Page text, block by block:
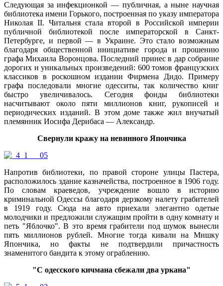
Следующая за инфекционкой — публичная, а ныне научная
библиотека имени Горького, построенная по указу императора
Николая II. Читальня стала второй в Российской империи
публичной библиотекой после императорской в Санкт-
Петербурге, и первой — в Украине. Это стало возможным
благодаря общественной инициативе города и прошению
графа Михаила Воронцова. Последний принес в дар собрание
дорогих и уникальных произведений: 600 томов французских
классиков в роскошном издании Фирмена Дидо. Примеру
графа последовали многие одесситы, так количество книг
быстро увеличивалось. Сегодня фонды библиотеки
насчитывают около пяти миллионов книг, рукописей и
периодических изданий. В этом доме также жил внучатый
племянник Иосифа Дерибаса — Александр.
Свернули кражу на невинного Япончика
Напротив библиотеки, по правой стороне улицы Пастера,
расположилось здание казначейства, построенное в 1906 году.
По словам краеведов, учреждение вошло в историю
криминальной Одессы благодаря дерзкому налету грабителей
в 1919 году. Сюда на авто приехали элегантно одетые
молодчики и предложили служащим пройти в одну комнату и
петь "Яблочко". В это время грабители под шумок вынесли
пять миллионов рублей. Многие тогда кивали на Мишку
Япончика, но факты не подтвердили причастность
знаменитого бандита к этому ограблению.
"С одесского кичмана сбежали два уркана"